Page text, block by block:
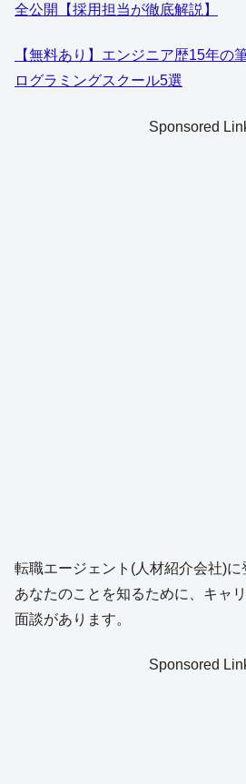
全公開【採用担当が徹底解説】
【無料あり】エンジニア歴15年の
ログラミングスクール5選
Sponsored
転職エージェント(人材紹介会社)に
あなたのことを知るために、キャ
面談があります。
Sponsored